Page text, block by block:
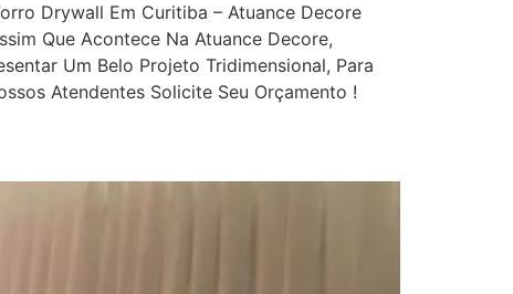
Drywall Em Curitiba – Atuance Decore
Que Acontece Na Atuance Decore,
Um Belo Projeto Tridimensional, Para
Atendentes Solicite Seu Orçamento !